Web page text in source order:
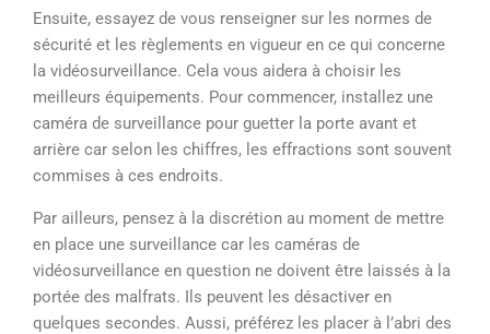
Ensuite, essayez de vous renseigner sur les normes de
sécurité et les règlements en vigueur en ce qui concerne
la vidéosurveillance. Cela vous aidera à choisir les
meilleurs équipements. Pour commencer, installez une
caméra de surveillance pour guetter la porte avant et
arrière car selon les chiffres, les effractions sont souvent
commises à ces endroits.
Par ailleurs, pensez à la discrétion au moment de mettre
en place une surveillance car les caméras de
vidéosurveillance en question ne doivent être laissés à la
portée des malfrats. Ils peuvent les désactiver en
quelques secondes. Aussi, préférez les placer à l’abri des